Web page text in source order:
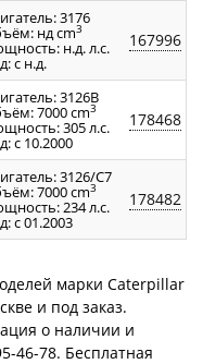
3176
нд cm3
н.д. л.с.
с н.д.
167996
3126B
7000 cm3
305 л.с.
с 10.2000
178468
3126/C7
7000 cm3
234 л.с.
с 01.2003
178482
марки Caterpillar
и под заказ.
о наличии и
46-78. Бесплатная